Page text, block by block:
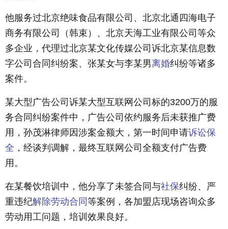
他服务过北京绝味食品有限公司、北京北通四海电子
商务有限公司（韩束）、北京天海工业有限公司等众
多企业，代理过北京某文化传媒公司诉北京某信息数
字公司合同纠纷案、张某女与李某男离婚纠纷等诸多
案件。
某大型广告公司诉某大型互联网公司标的3200万的服
务合同纠纷案件中，广告公司依约服务后未获推广费
用，孙茂淋律师因涉案金额大，第一时间申请诉讼保
全 ，经谈判调解，最终互联网公司全额支付广告费
用。
在某餐饮培训中，他分享了未签合同与社保纠纷、严
重违纪解除劳动合同 等案例，各加盟店现场咨询众多
劳动用工问题，培训效果良好。